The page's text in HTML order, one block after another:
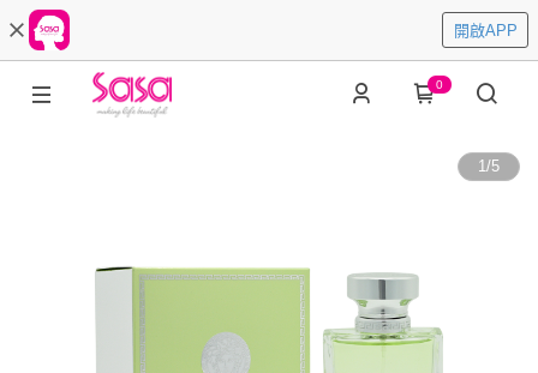
開啟APP
0
1/5